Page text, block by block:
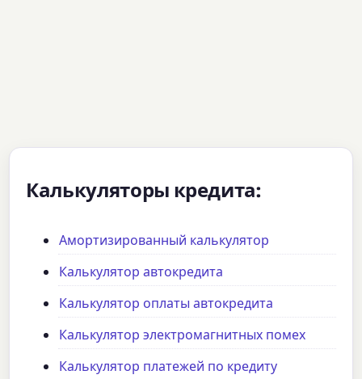
Калькуляторы кредита:
Амортизированный калькулятор
Калькулятор автокредита
Калькулятор оплаты автокредита
Калькулятор электромагнитных помех
Калькулятор платежей по кредиту